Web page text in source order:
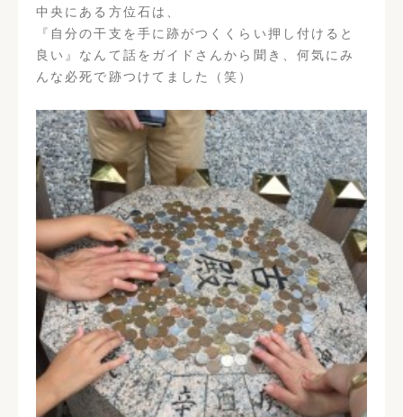
中央にある方位石は、
『自分の干支を手に跡がつくくらい押し付けると
良い』なんて話をガイドさんから聞き、何気にみ
んな必死で跡つけてました（笑）